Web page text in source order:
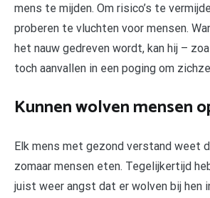
mens te mijden. Om risico’s te
proberen te vluchten voor mensen.
het nauw gedreven wordt, kan hij –
toch aanvallen in een poging om
Kunnen wolven mensen
Elk mens met gezond verstand weet
zomaar mensen eten. Tegelijkertijd
juist weer angst dat er wolven bij hen